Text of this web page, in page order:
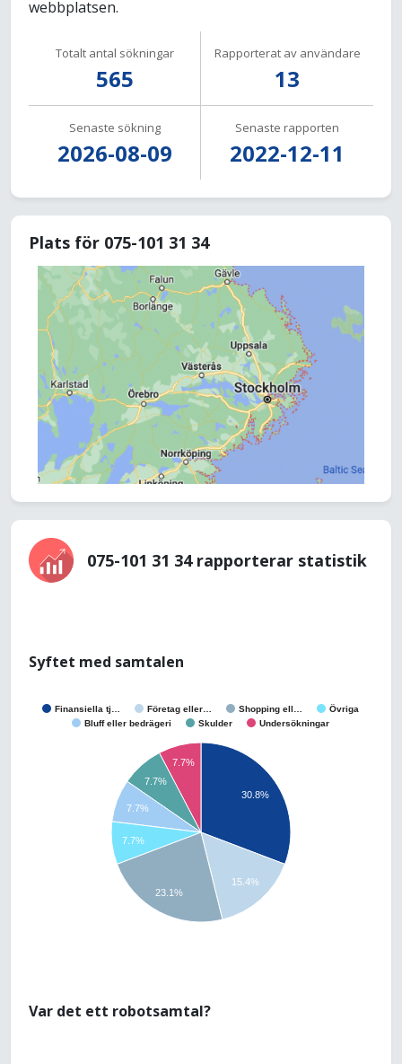
webbplatsen.
Totalt antal sökningar
565
Rapporterat av användare
13
Senaste sökning
2026-08-09
Senaste rapporten
2022-12-11
Plats för 075-101 31 34
075-101 31 34 rapporterar statistik
Syftet med samtalen
Finansiella tj… Företag eller… Shopping ell…
Övriga
Bluff eller bedrägeri
Skulder Undersökningar
30.8%
15.4%
7.7%
7.7%
7.7%
7.7%
23.1%
Var det ett robotsamtal?